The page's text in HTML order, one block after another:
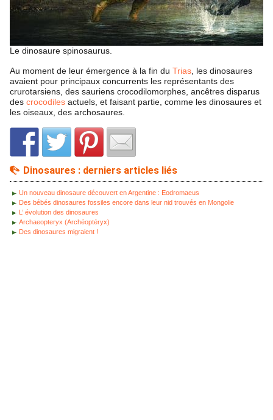
Le dinosaure spinosaurus.
Au moment de leur émergence à la fin du Trias , les dinosaures
avaient pour principaux concurrents les représentants des
crurotarsiens, des sauriens crocodilomorphes, ancêtres disparus
des crocodiles actuels, et faisant partie, comme les dinosaures et
les oiseaux, des archosaures.
Dinosaures : derniers articles liés
Un nouveau dinosaure découvert en Argentine : Eodromaeus
Des bébés dinosaures fossiles encore dans leur nid trouvés en Mongolie
L’ évolution des dinosaures
Archaeopteryx (Archéoptéryx)
Des dinosaures migraient !